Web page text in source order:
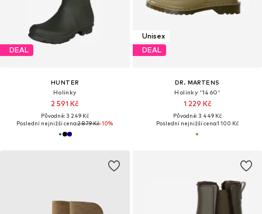
DEAL
HUNTER
Holínky
2 591 Kč
Původně: 3 249 Kč
Poslední nejnižší cena:2 879 Kč-10%
Unisex
DEAL
DR. MARTENS
Holínky '1460'
1 229 Kč
Původně: 3 449 Kč
Poslední nejnižší cena:1 100 Kč